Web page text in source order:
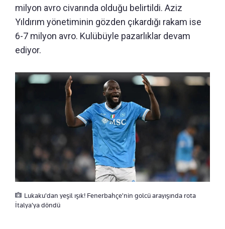
milyon avro civarında olduğu belirtildi. Aziz
Yıldırım yönetiminin gözden çıkardığı rakam ise
6-7 milyon avro. Kulübüyle pazarlıklar devam
ediyor.
Lukaku'dan yeşil ışık! Fenerbahçe'nin golcü arayışında rota
İtalya'ya döndü